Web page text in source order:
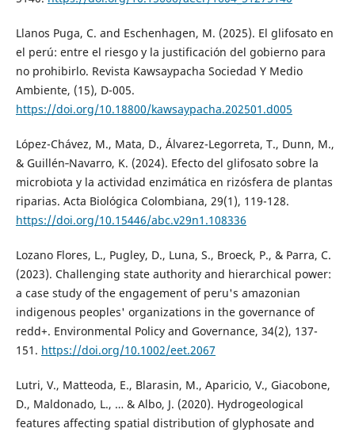
Llanos Puga, C. and Eschenhagen, M. (2025). El glifosato en
el perú: entre el riesgo y la justificación del gobierno para
no prohibirlo. Revista Kawsaypacha Sociedad Y Medio
Ambiente, (15), D-005.
https://doi.org/10.18800/kawsaypacha.202501.d005
López-Chávez, M., Mata, D., Álvarez-Legorreta, T., Dunn, M.,
& Guillén‐Navarro, K. (2024). Efecto del glifosato sobre la
microbiota y la actividad enzimática en rizósfera de plantas
riparias. Acta Biológica Colombiana, 29(1), 119-128.
https://doi.org/10.15446/abc.v29n1.108336
Lozano Flores, L., Pugley, D., Luna, S., Broeck, P., & Parra, C.
(2023). Challenging state authority and hierarchical power:
a case study of the engagement of peru's amazonian
indigenous peoples' organizations in the governance of
redd+. Environmental Policy and Governance, 34(2), 137-
151. https://doi.org/10.1002/eet.2067
Lutri, V., Matteoda, E., Blarasin, M., Aparicio, V., Giacobone,
D., Maldonado, L., … & Albo, J. (2020). Hydrogeological
features affecting spatial distribution of glyphosate and